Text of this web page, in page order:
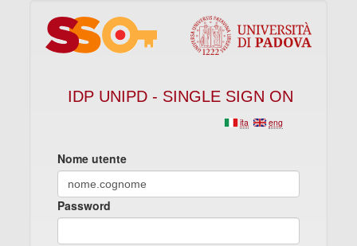
IDP UNIPD - SINGLE SIGN ON
eng
ita
Nome utente
Password